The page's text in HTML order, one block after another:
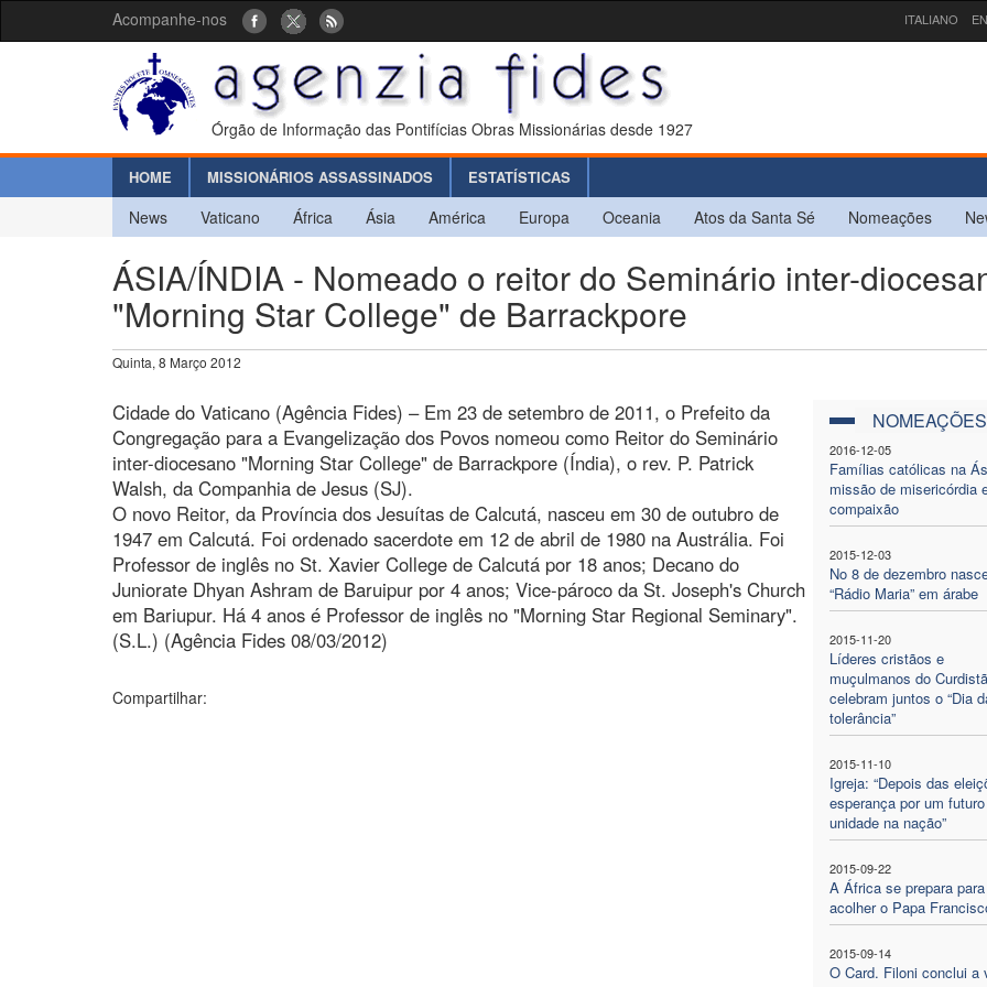
Acompanhe-nos ITALIANO
Órgão de Informação das Pontifícias Obras Missionárias desde 1927
HOME MISSIONÁRIOS ASSASSINADOS ESTATÍSTICAS
News Vaticano África Ásia América Europa Oceania Atos da Santa Sé Nomeações
ÁSIA/ÍNDIA - Nomeado o reitor do Seminário inter-
"Morning Star College" de Barrackpore
Quinta, 8 Março 2012
NOMEAÇÕES
2016-12-05
Famílias católicas na
missão de misericórdia
compaixão
2015-12-03
No 8 de dezembro
“Rádio Maria” em árabe
2015-11-20
Líderes cristãos e
muçulmanos do
celebram juntos o “Dia
tolerância”
2015-11-10
Igreja: “Depois das
esperança por um
unidade na nação”
2015-09-22
A África se prepara para
acolher o Papa
2015-09-14
O Card. Filoni conclui a
Cidade do Vaticano (Agência Fides) – Em 23 de setembro de 2011, o Prefeito da
Congregação para a Evangelização dos Povos nomeou como Reitor do Seminário
inter-diocesano "Morning Star College" de Barrackpore (Índia), o rev. P. Patrick
Walsh, da Companhia de Jesus (SJ).
O novo Reitor, da Província dos Jesuítas de Calcutá, nasceu em 30 de outubro de
1947 em Calcutá. Foi ordenado sacerdote em 12 de abril de 1980 na Austrália. Foi
Professor de inglês no St. Xavier College de Calcutá por 18 anos; Decano do
Juniorate Dhyan Ashram de Baruipur por 4 anos; Vice-pároco da St. Joseph's Church
em Bariupur. Há 4 anos é Professor de inglês no "Morning Star Regional Seminary".
(S.L.) (Agência Fides 08/03/2012)
Compartilhar: